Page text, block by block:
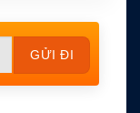
MSC.302(87),
61097-6, IEC 6
1/-2
Please